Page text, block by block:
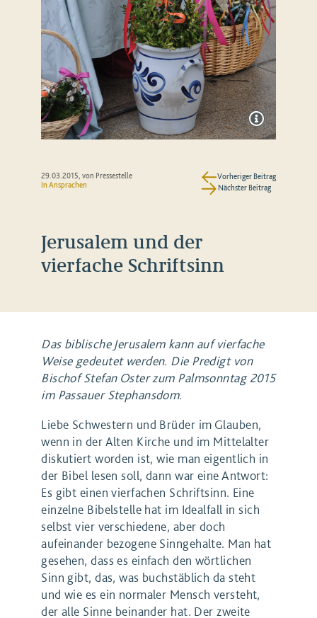
29.03.2015, von Pressestelle
InAnsprachen
Vorheriger Beitrag
Nächster Beitrag
Jerusalem und der
vierfache Schriftsinn
Das biblische Jerusalem kann auf vierfache
Weise gedeutet werden. Die Predigt von
Bischof Stefan Oster zum Palmsonntag 2015
im Passauer Stephansdom.
Liebe Schwestern und Brüder im Glauben,
wenn in der Alten Kirche und im Mittelalter
diskutiert worden ist, wie man eigentlich in
der Bibel lesen soll, dann war eine Antwort:
Es gibt einen vierfachen Schriftsinn. Eine
einzelne Bibelstelle hat im Idealfall in sich
selbst vier verschiedene, aber doch
aufeinander bezogene Sinngehalte. Man hat
gesehen, dass es einfach den wörtlichen
Sinn gibt, das, was buchstäblich da steht
und wie es ein normaler Mensch versteht,
der alle Sinne beinander hat. Der zweite